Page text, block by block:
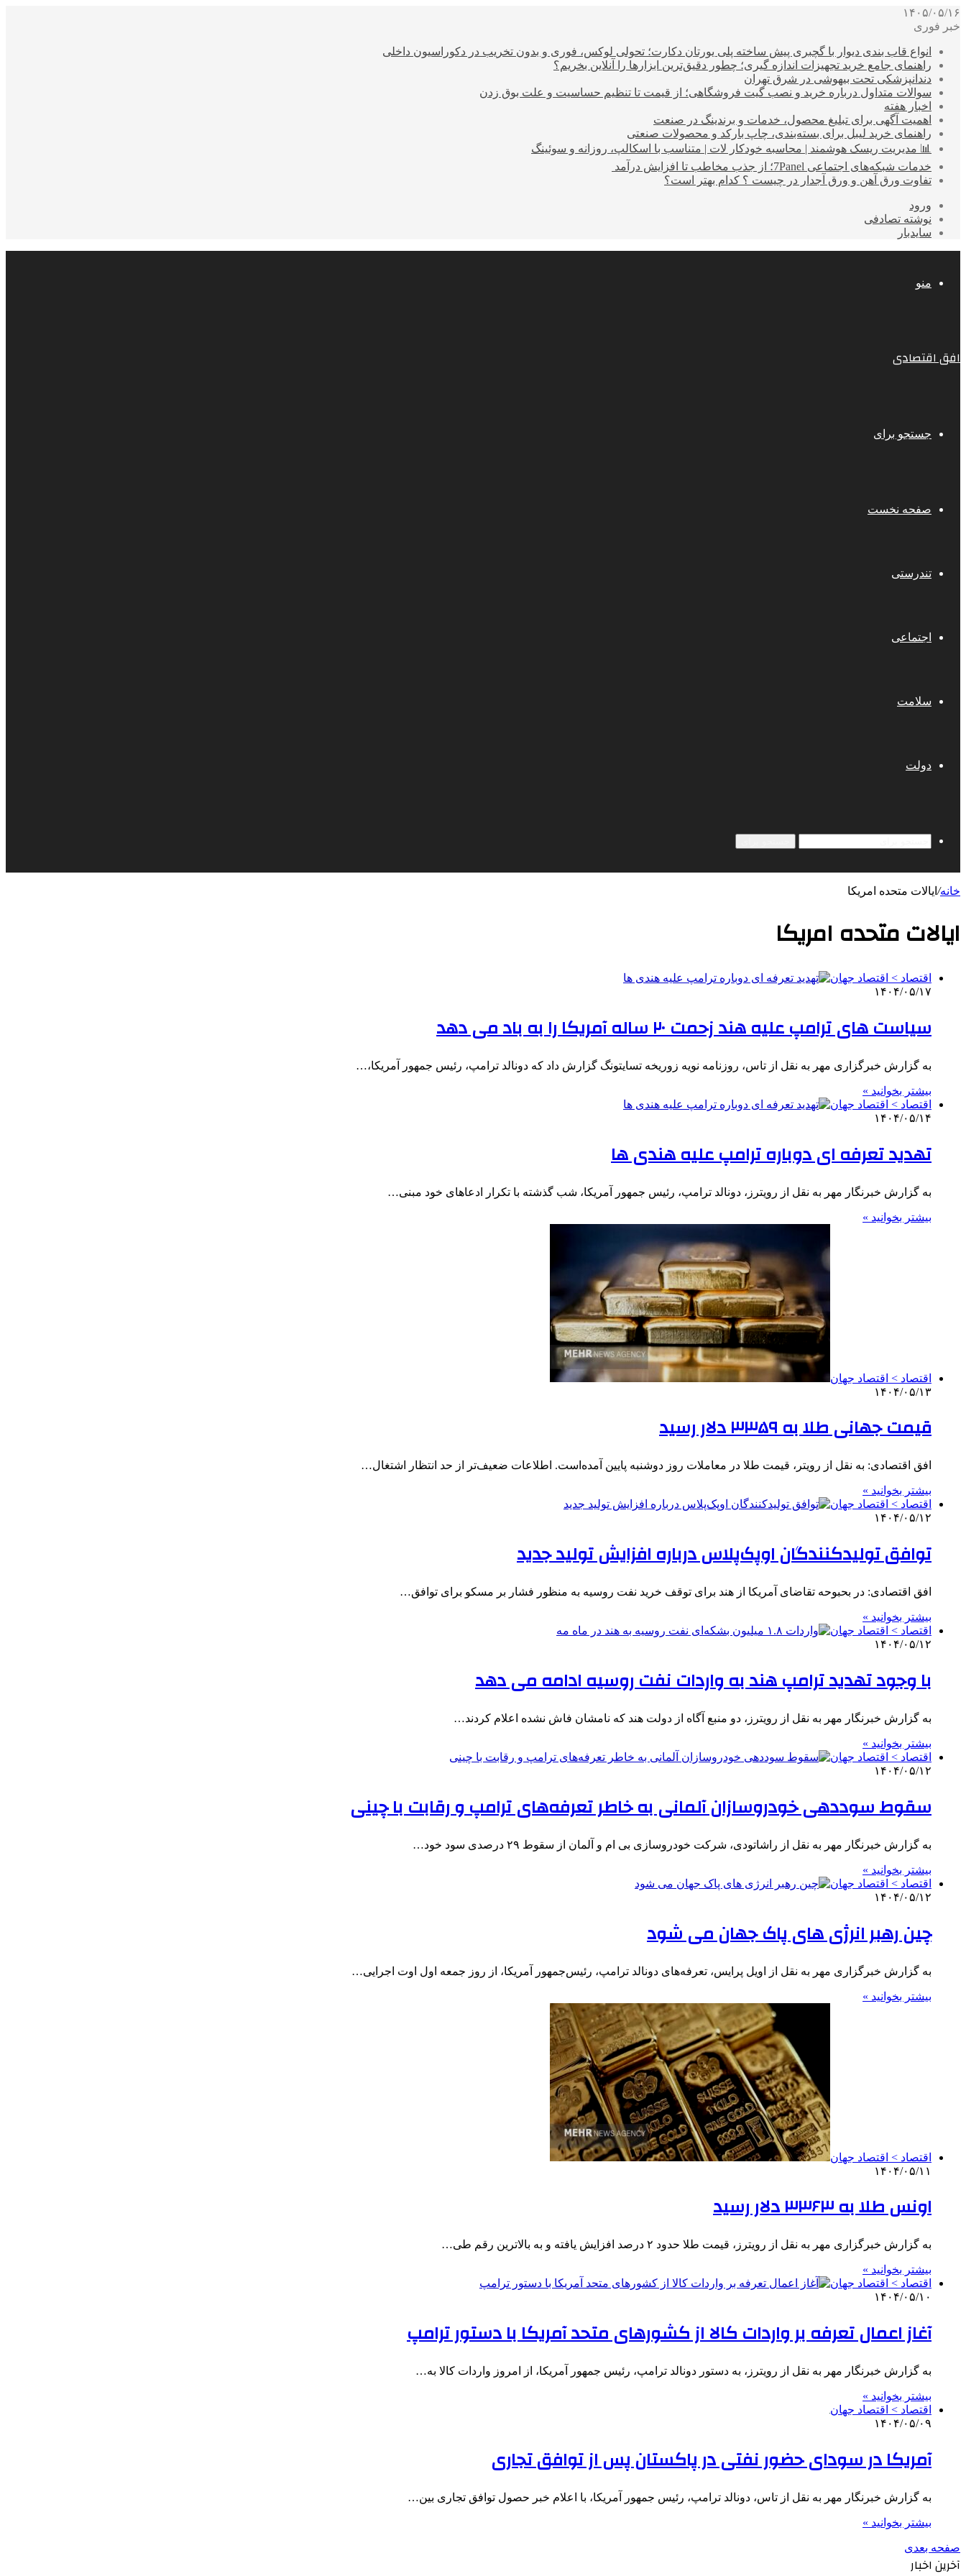
۱۴۰۵/۰۵/۱۶
خبر فوری
انواع قاب بندی دیوار با گچبری پیش ساخته پلی یورتان دکارت؛ تحولی لوکس، فوری و بدون تخریب در دکوراسیون داخلی
راهنمای جامع خرید تجهیزات اندازه گیری؛ چطور دقیق‌ترین ابزارها را آنلاین بخریم؟
دندانپزشکی تحت بیهوشی در شرق تهران
سوالات متداول درباره خرید و نصب گیت فروشگاهی؛ از قیمت تا تنظیم حساسیت و علت بوق زدن
اخبار هفته
اهمیت آگهی برای تبلیغ محصول، خدمات و برندینگ در صنعت
راهنمای خرید لیبل برای بسته‌بندی، چاپ بارکد و محصولات صنعتی
📊 مدیریت ریسک هوشمند | محاسبه خودکار لات | متناسب با اسکالپ، روزانه و سوئینگ
خدمات شبکه‌های اجتماعی 7Panel؛ از جذب مخاطب تا افزایش درآمد
تفاوت ورق آهن و ورق آجدار در چیست ؟ کدام بهتر است؟
ورود
نوشته تصادفی
سایدبار
منو
افق اقتصادی
جستجو برای
صفحه نخست
تندرستی
اجتماعی
سلامت
دولت
خانه/ ایالات متحده امریکا
ایالات متحده امریکا
اقتصاد > اقتصاد جهان
۱۴۰۴/۰۵/۱۷
سیاست های ترامپ علیه هند زحمت ۲۰ ساله آمریکا را به باد می دهد
به گزارش خبرگزاری مهر به نقل از تاس، روزنامه نویه زوریخه تسایتونگ گزارش داد که دونالد ترامپ، رئیس جمهور آمریکا،…
بیشتر بخوانید »
اقتصاد > اقتصاد جهان
۱۴۰۴/۰۵/۱۴
تهدید تعرفه ای دوباره ترامپ علیه هندی ها
به گزارش خبرنگار مهر به نقل از رویترز، دونالد ترامپ، رئیس جمهور آمریکا، شب گذشته با تکرار ادعاهای خود مبنی…
بیشتر بخوانید »
اقتصاد > اقتصاد جهان
۱۴۰۴/۰۵/۱۳
قیمت جهانی طلا به ۳۳۵۹ دلار رسید
افق اقتصادی: به نقل از رویتر، قیمت طلا در معاملات روز دوشنبه پایین آمده‌است. اطلاعات ضعیف‌تر از حد انتظار اشتغال…
بیشتر بخوانید »
اقتصاد > اقتصاد جهان
۱۴۰۴/۰۵/۱۲
توافق تولیدکنندگان اوپک‌پلاس درباره افزایش تولید جدید
افق اقتصادی: در بحبوحه تقاضای آمریکا از هند برای توقف خرید نفت روسیه به منظور فشار بر مسکو برای توافق…
بیشتر بخوانید »
اقتصاد > اقتصاد جهان
۱۴۰۴/۰۵/۱۲
با وجود تهدید ترامپ هند به واردات نفت روسیه ادامه می دهد
به گزارش خبرنگار مهر به نقل از رویترز، دو منبع آگاه از دولت هند که نامشان فاش نشده اعلام کردند…
بیشتر بخوانید »
اقتصاد > اقتصاد جهان
۱۴۰۴/۰۵/۱۲
سقوط سوددهی خودروسازان آلمانی به خاطر تعرفه‌های ترامپ و رقابت با چینی‌
به گزارش خبرنگار مهر به نقل از راشاتودی، شرکت خودروسازی بی ام و آلمان از سقوط ۲۹ درصدی سود خود…
بیشتر بخوانید »
اقتصاد > اقتصاد جهان
۱۴۰۴/۰۵/۱۲
چین رهبر انرژی های پاک جهان می شود
به گزارش خبرگزاری مهر به نقل از اویل پرایس، تعرفه‌های دونالد ترامپ، رئیس‌جمهور آمریکا، از روز جمعه اول اوت اجرایی…
بیشتر بخوانید »
اقتصاد > اقتصاد جهان
۱۴۰۴/۰۵/۱۱
اونس طلا به ۳۳۶۳ دلار رسید
به گزارش خبرگزاری مهر به نقل از رویترز، قیمت طلا حدود ۲ درصد افزایش یافته و به بالاترین رقم طی…
بیشتر بخوانید »
اقتصاد > اقتصاد جهان
۱۴۰۴/۰۵/۱۰
آغاز اعمال تعرفه بر واردات کالا از کشورهای متحد آمریکا با دستور ترامپ
به گزارش خبرنگار مهر به نقل از رویترز، به دستور دونالد ترامپ، رئیس جمهور آمریکا، از امروز واردات کالا به…
بیشتر بخوانید »
اقتصاد > اقتصاد جهان
۱۴۰۴/۰۵/۰۹
آمریکا در سودای حضور نفتی در پاکستان پس از توافق تجاری
به گزارش خبرنگار مهر به نقل از تاس، دونالد ترامپ، رئیس جمهور آمریکا، با اعلام خبر حصول توافق تجاری بین…
بیشتر بخوانید »
صفحه بعدی
آخرین اخبار